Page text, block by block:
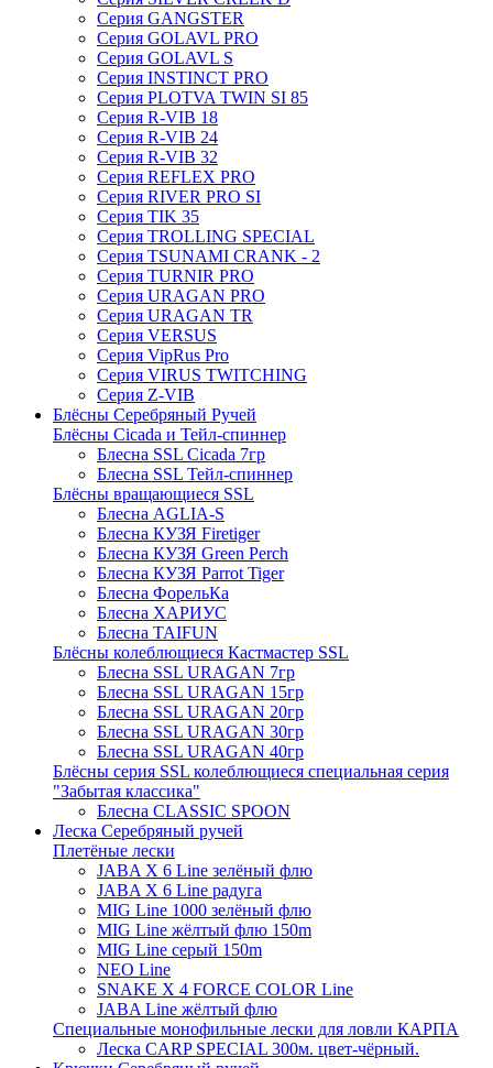
Серия GANGSTER
Серия GOLAVL PRO
Серия GOLAVL S
Серия INSTINCT PRO
Серия PLOTVA TWIN SI 85
Серия R-VIB 18
Серия R-VIB 24
Серия R-VIB 32
Серия REFLEX PRO
Серия RIVER PRO SI
Серия TIK 35
Серия TROLLING SPECIAL
Серия TSUNAMI CRANK - 2
Серия TURNIR PRO
Серия URAGAN PRO
Серия URAGAN TR
Серия VERSUS
Серия VipRus Pro
Серия VIRUS TWITCHING
Серия Z-VIB
Блёсны Серебряный Ручей
Блёсны Cicada и Тейл-спиннер
Блесна SSL Cicada 7гр
Блесна SSL Тейл-спиннер
Блёсны вращающиеся SSL
Блесна AGLIA-S
Блесна КУЗЯ Firetiger
Блесна КУЗЯ Green Perch
Блесна КУЗЯ Parrot Tiger
Блесна ФорельКа
Блесна ХАРИУС
Блесна TAIFUN
Блёсны колеблющиеся Кастмастер SSL
Блесна SSL URAGAN 7гр
Блесна SSL URAGAN 15гр
Блесна SSL URAGAN 20гр
Блесна SSL URAGAN 30гр
Блесна SSL URAGAN 40гр
Блёсны серия SSL колеблющиеся специальная серия
"Забытая классика"
Блесна CLASSIC SPOON
Леска Серебряный ручей
Плетёные лески
JABA X 6 Line зелёный флю
JABA X 6 Line радуга
MIG Line 1000 зелёный флю
MIG Line жёлтый флю 150m
MIG Line серый 150m
NEO Line
SNAKE X 4 FORCE COLOR Line
JABA Line жёлтый флю
Специальные монофильные лески для ловли КАРПА
Леска CARP SPECIAL 300м. цвет-чёрный.